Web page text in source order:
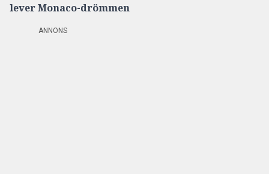
lever Monaco-drömmen
ANNONS